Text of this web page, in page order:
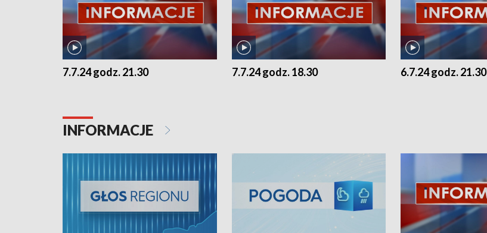
7.7.24 godz. 21.30 7.7.24 godz. 18.30 6.7.24 godz. 21.30
INFORMACJE